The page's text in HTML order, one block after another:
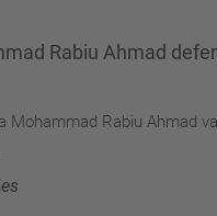
Rabiu Ahmad
Mohammad Rabiu Ahmad